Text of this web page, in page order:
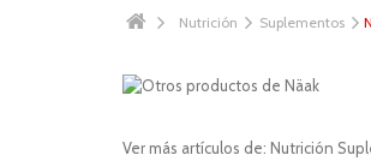
Nutrición Suplementos
Ver más artículos de: Nutrición